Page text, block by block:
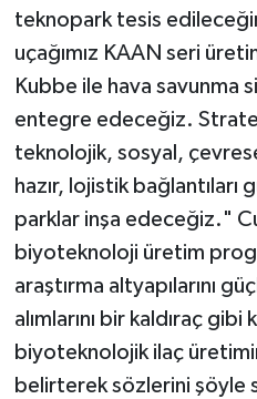
teknopark tesis
uçağımız KAAN seri
Kubbe ile hava savunma
entegre edeceğiz.
teknolojik, sosyal,
hazır, lojistik bağlantıları
parklar inşa edeceğiz."
biyoteknoloji üretim
araştırma altyapılarını
alımlarını bir kaldıraç gibi
biyoteknolojik ilaç
belirterek sözlerini şöyle